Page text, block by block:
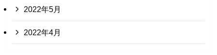
2022年5月
2022年4月